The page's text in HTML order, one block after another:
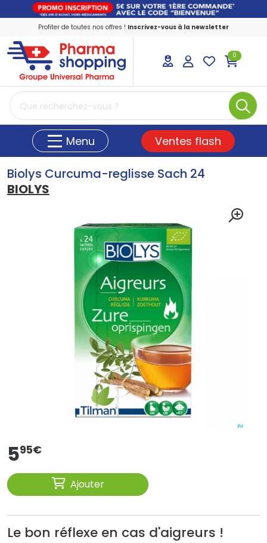
Profiter de toutes nos offres ! Inscrivez-vous à la newsletter
PharmaShopping Votre pharmacie en
0
Menu Ventes flash
Biolys Curcuma-reglisse Sach 24
BIOLYS
595€
Ajouter
Le bon réflexe en cas d'aigreurs !